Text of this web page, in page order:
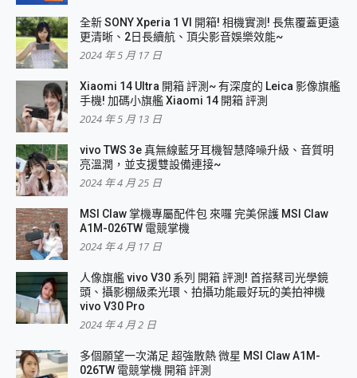
全新 SONY Xperia 1 VI 開箱! 相機實測! 長焦覆蓋更遠
更清晰、2日長續航、頂尖影音娛樂效能~
2024 年 5 月 17 日
Xiaomi 14 Ultra 開箱 評測~ 有深度的 Leica 影像旗艦
手機! 加碼小旗艦 Xiaomi 14 開箱 評測
2024 年 5 月 13 日
vivo TWS 3e 真無線藍牙耳機智慧降噪升級、音質明
亮溫潤，並支援雙設備連接~
2024 年 4 月 25 日
MSI Claw 掌機專屬配件包 來囉 完美保護 MSI Claw
A1M-026TW 電競掌機
2024 年 4 月 17 日
人像旗艦 vivo V30 系列 開箱 評測! 首搭蔡司光學鏡
頭、攝影棚級柔光環、拍攝功能最好玩的美拍神機
vivo V30 Pro
2024 年 4 月 2 日
多個願望一次滿足 超強散熱 微星 MSI Claw A1M-
026TW 電競掌機 開箱 評測